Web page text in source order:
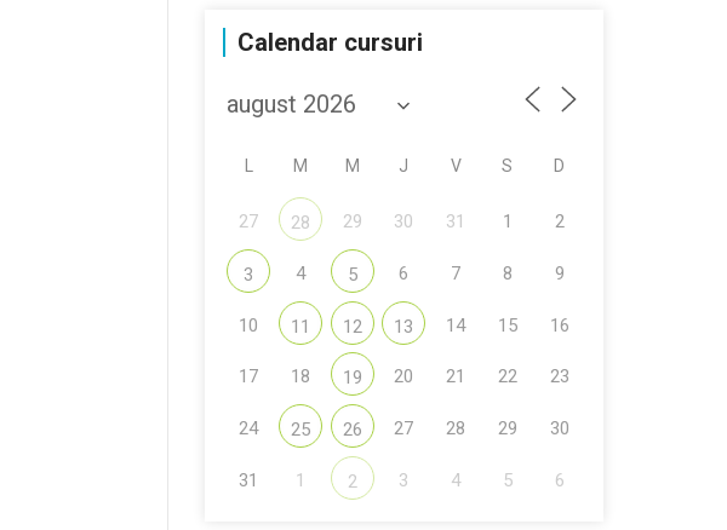
Calendar cursuri
M M J V S D
27 28 29 30 31 1 2
3 4 5 6 7 8 9
10 11 12 13 14 15 16
17 18 19 20 21 22 23
24 25 26 27 28 29 30
31 1 2 3 4 5 6